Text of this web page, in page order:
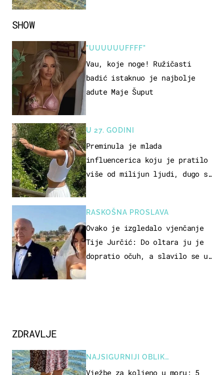
SHOW
"UUUUUUFFFF"
Vau, koje noge! Ružičasti
badić istaknuo je najbolje
adute Maje Šuput
U 27. GODINI
Preminula je mlada
influencerica koju je pratilo
više od milijun ljudi, dugo se
RASKOŠNA PROSLAVA
Ovako je izgledalo vjenčanje
Tije Jurčić: Do oltara ju je
dopratio očuh, a slavilo se uz
ZDRAVLJE
NAJSIGURNIJI OBLIK
REKREACIJE
Vježbe za koljeno u moru: 5